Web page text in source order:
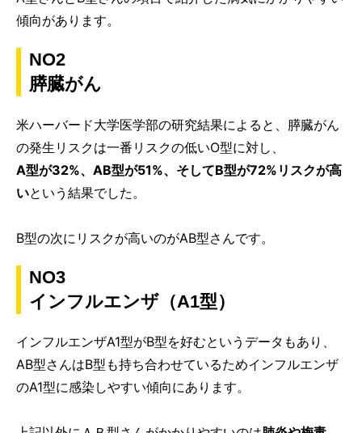
傾向があります。
NO2
膵臓がん
米ハーバード大学医学部の研究結果によると、膵臓がん
の発生リスクは一番リスクの低いO型に対し、
A型が32%、AB型が51%、そしてB型が72%リスクが高
いという結果でした。
B型の次にリスクが高いのがAB型さんです。
NO3
インフルエンザ（A1型）
インフルエンザA1型がB型を好むというデータもあり、
AB型さんはB型も持ち合わせているためインフルエンザ
のA1型に感染しやすい傾向にあります。